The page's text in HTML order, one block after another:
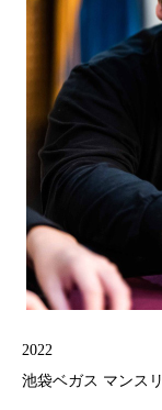
2022
池袋ベガス マンス